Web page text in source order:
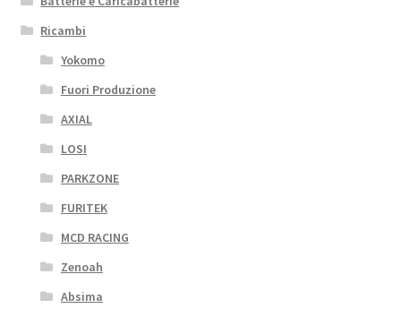
Ricambi
Yokomo
Fuori Produzione
AXIAL
LOSI
PARKZONE
FURITEK
MCD RACING
Zenoah
Absima